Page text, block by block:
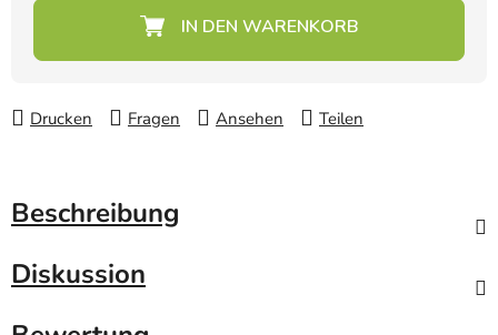
Drucken Fragen Ansehen Teilen
Beschreibung
Diskussion